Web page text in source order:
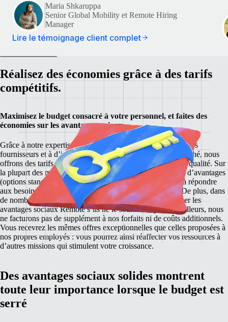
Maria Shkaruppa
Senior Global Mobility et Remote Hiring
Manager
Lire le témoignage client complet
Réalisez des économies grâce à des tarifs
compétitifs.
Maximisez le budget consacré à votre personnel, et faites des
économies sur les avantages sociaux
Grâce à notre expertise locale, à des relations solides avec nos
fournisseurs et à d’importants effectifs dédiés à chaque marché, nous
offrons des tarifs compétitifs, sans aucun compromis sur la qualité. Sur
la plupart des marchés, nous proposons différents niveaux d’avantages
(options standard ou premium, par exemple), de manière à répondre
aux besoins de nos clients et à s’adapter à leurs budgets. De plus, dans
de nombreux pays, les clients ne sont pas tenus de proposer les
avantages sociaux Remote s’ils ne le souhaitent pas. Par ailleurs, nous
ne facturons pas de supplément à nos forfaits ni de coûts additionnels.
Vous recevrez les mêmes offres exceptionnelles que celles proposées à
nos propres employés : vous pourrez ainsi réaffecter vos ressources à
d’autres missions qui stimulent votre croissance.
Des avantages sociaux solides montrent
toute leur importance lorsque le budget est
serré